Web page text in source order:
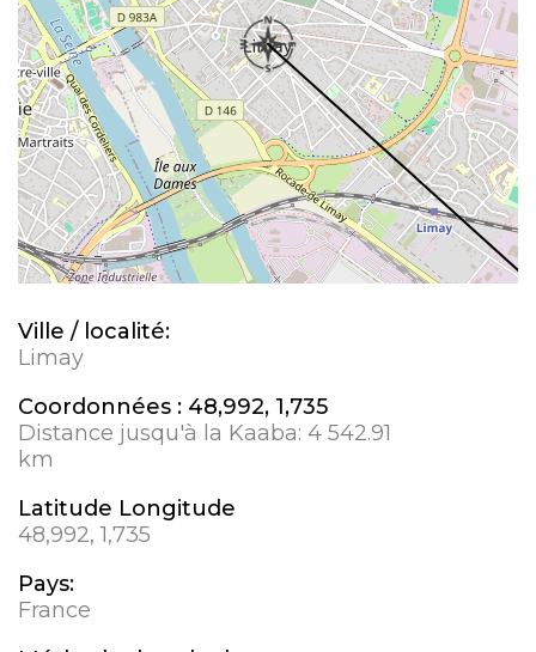
Ville / localité:
Limay
Coordonnées : 48,992, 1,735
Distance jusqu'à la Kaaba: 4 542.91
km
Latitude Longitude
48,992, 1,735
Pays:
France